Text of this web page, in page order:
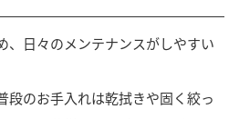
、日々のメンテナンスがしやすい
段のお手入れは乾拭きや固く絞っ